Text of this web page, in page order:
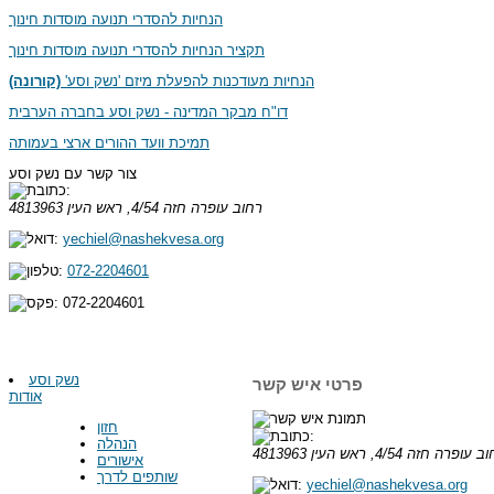
הנחיות להסדרי תנועה מוסדות חינוך
תקציר הנחיות להסדרי תנועה מוסדות חינוך
הנחיות מעודכנות להפעלת מיזם 'נשק וסע' (קורונה)
דו"ח מבקר המדינה - נשק וסע בחברה הערבית
תמיכת וועד ההורים ארצי בעמותה
צור קשר עם נשק וסע
רחוב עופרה חזה 4/54, ראש העין
4813963
yechiel@nashekvesa.org
072-2204601
072-2204601
נשק וסע
אודות
חזון
הנהלה
אישורים
שותפים לדרך
פרטי איש קשר
עופרה חזה 4/54, ראש העין
4813963
yechiel@nashekvesa.org